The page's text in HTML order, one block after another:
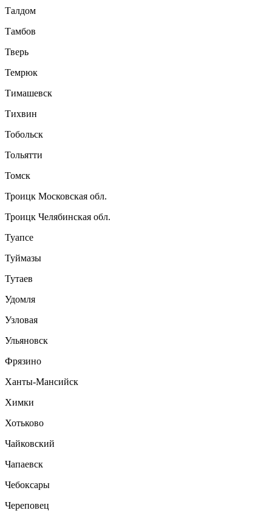
Талдом
Тамбов
Тверь
Темрюк
Тимашевск
Тихвин
Тобольск
Тольятти
Томск
Троицк Московская обл.
Троицк Челябинская обл.
Туапсе
Туймазы
Тутаев
Удомля
Узловая
Ульяновск
Фрязино
Ханты-Мансийск
Химки
Хотьково
Чайковский
Чапаевск
Чебоксары
Череповец